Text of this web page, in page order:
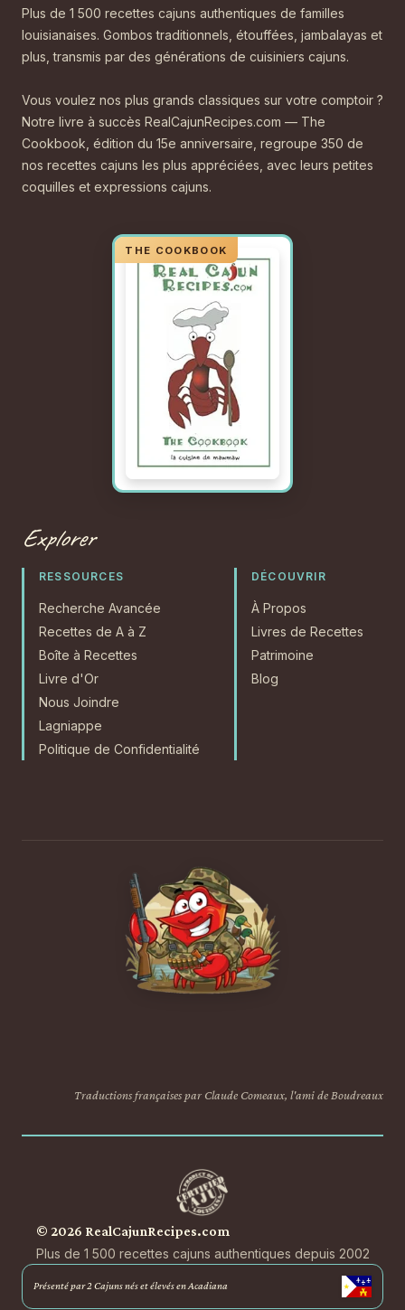
Plus de 1 500 recettes cajuns authentiques de familles
louisianaises. Gombos traditionnels, étouffées, jambalayas et
plus, transmis par des générations de cuisiniers cajuns.
Vous voulez nos plus grands classiques sur votre comptoir ?
Notre livre à succès RealCajunRecipes.com — The
Cookbook, édition du 15e anniversaire, regroupe 350 de
nos recettes cajuns les plus appréciées, avec leurs petites
coquilles et expressions cajuns.
Explorer
RESSOURCES
Recherche Avancée
Recettes de A à Z
Boîte à Recettes
Livre d'Or
Nous Joindre
Lagniappe
Politique de Confidentialité
DÉCOUVRIR
À Propos
Livres de Recettes
Patrimoine
Blog
Traductions françaises par Claude Comeaux, l'ami de Boudreaux
© 2026 RealCajunRecipes.com
Plus de 1 500 recettes cajuns authentiques depuis 2002
Présenté par 2 Cajuns nés et élevés en Acadiana